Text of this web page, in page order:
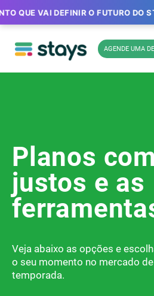
conteúdo
VAI DEFINIR O FUTURO DO STR
AGENDE UMA
Planos
justos e as
Veja abaixo as opções e
o seu momento no mercado
temporada.